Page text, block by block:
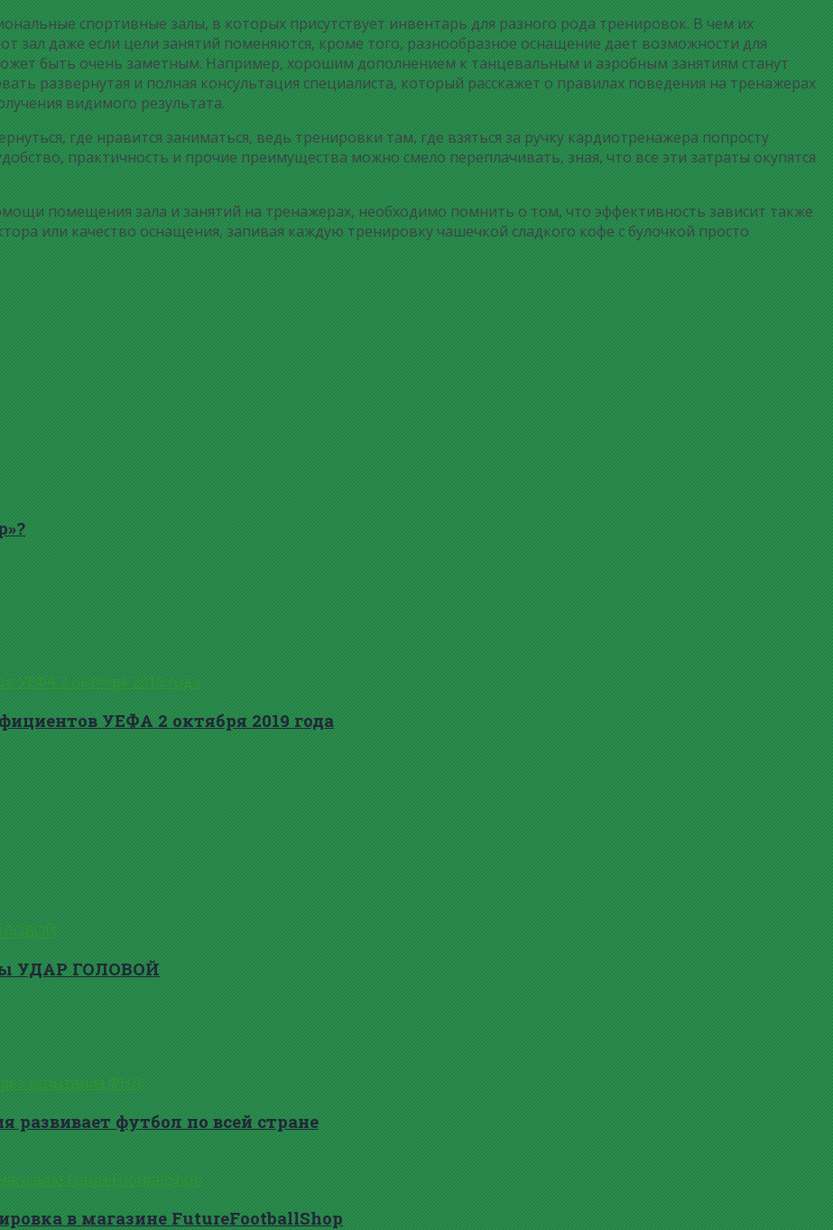
спортивные залы, в которых присутствует инвентарь для разного рода тренировок. В чем их
зал даже если цели занятий поменяются, кроме того, разнообразное оснащение дает возможности для
быть очень заметным. Например, хорошим дополнением к танцевальным и аэробным занятиям станут
развернутая и полная консультация специалиста, который расскажет о правилах поведения на тренажерах
видимого результата.
где нравится заниматься, ведь тренировки там, где взяться за ручку кардиотренажера попросту
практичность и прочие преимущества можно смело переплачивать, зная, что все эти затраты окупятся
помещения зала и занятий на тренажерах, необходимо помнить о том, что эффективность зависит также
или качество оснащения, запивая каждую тренировку чашечкой сладкого кофе с булочкой просто
УЕФА 2 октября 2019 года
УДАР ГОЛОВОЙ
футбол по всей стране
в магазине FutureFootballShop